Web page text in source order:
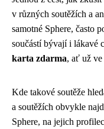
v různých soutěžích a
samotné Sphere, často
součástí bývají i lákavé
karta zdarma, ať už
Kde takové soutěže
a soutěžích obvykle
Sphere, na jejich